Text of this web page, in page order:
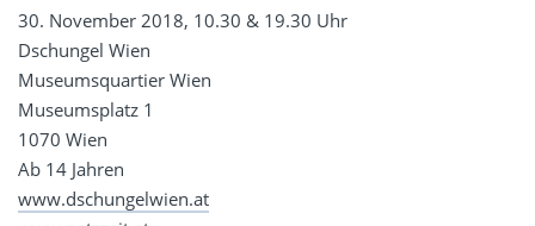
30. November 2018, 10.30 & 19.30 Uhr
Dschungel Wien
Museumsquartier Wien
Museumsplatz 1
1070 Wien
Ab 14 Jahren
www.dschungelwien.at